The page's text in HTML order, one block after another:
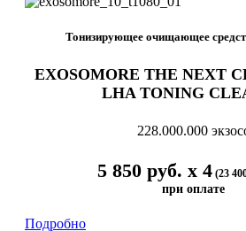
Тонизирующее очищающее
EXOSOMORE THE NEXT
LHA TONING
228.000.000
5 850 руб. х 4 (23
при оплате
Подробно